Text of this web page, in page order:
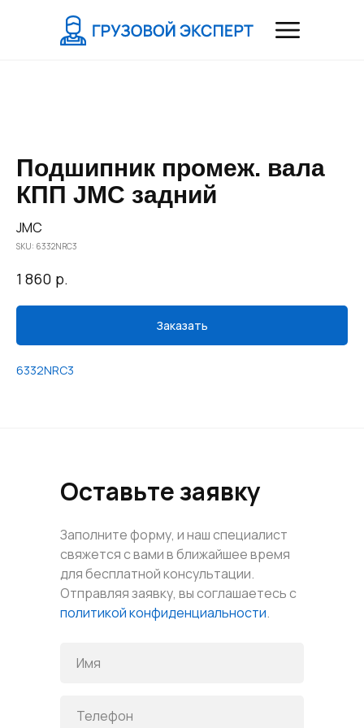
Подшипник промеж. вала
КПП JMC задний
JMC
SKU: 6332NRC3
1 860 р.
Заказать
6332NRC3
Оставьте заявку
Заполните форму, и наш специалист
свяжется с вами в ближайшее время
для бесплатной консультации.
Отправляя заявку, вы соглашаетесь с
политикой конфиденциальности.